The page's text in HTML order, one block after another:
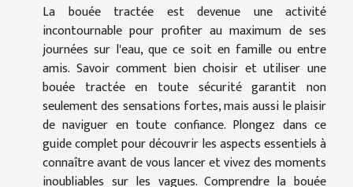
La bouée tractée est devenue une activité
incontournable pour profiter au maximum de ses
journées sur l'eau, que ce soit en famille ou entre
amis. Savoir comment bien choisir et utiliser une
bouée tractée en toute sécurité garantit non
seulement des sensations fortes, mais aussi le plaisir
de naviguer en toute confiance. Plongez dans ce
guide complet pour découvrir les aspects essentiels à
connaître avant de vous lancer et vivez des moments
inoubliables sur les vagues. Comprendre la bouée